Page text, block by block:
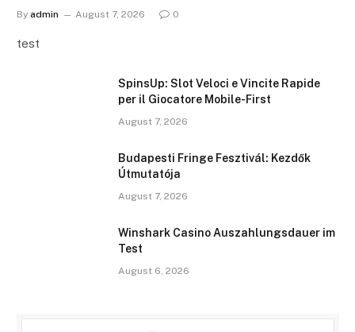
By admin August 7, 2026 0
test
SpinsUp: Slot Veloci e Vincite Rapide
per il Giocatore Mobile-First
August 7, 2026
Budapesti Fringe Fesztivál: Kezdők
Útmutatója
August 7, 2026
Winshark Casino Auszahlungsdauer im
Test
August 6, 2026